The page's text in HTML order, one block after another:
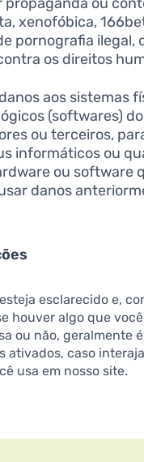
propaganda ou
xenofóbica,
pornografia ilegal,
os direitos
aos sistemas
(softwares)
ou terceiros,
informáticos ou
ou software
danos
esclarecido e,
houver algo que
ou não, geralmente
ativados, caso
usa em nosso site.